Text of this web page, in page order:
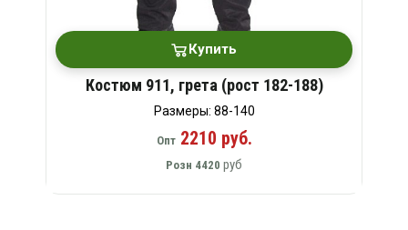
Купить
Костюм 911, грета (рост 182-188)
Размеры: 88-140
Опт2210 руб.
Розн 4420 руб